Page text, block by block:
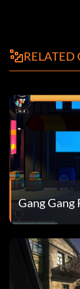
RELATED
Gang Gang